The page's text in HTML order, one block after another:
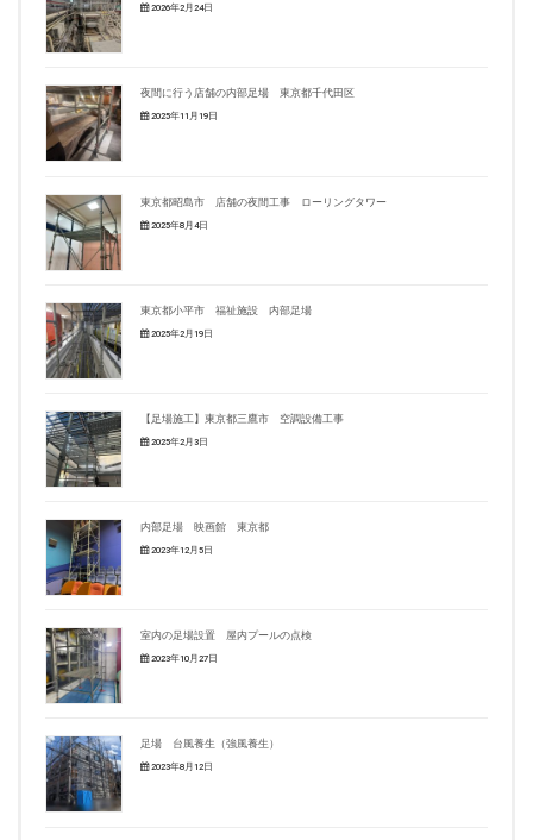
2026年2月24日
夜間に行う店舗の内部足場 東京都千代田区
2025年11月19日
東京都昭島市 店舗の夜間工事 ローリングタワー
2025年8月4日
東京都小平市 福祉施設 内部足場
2025年2月19日
【足場施工】東京都三鷹市 空調設備工事
2025年2月3日
内部足場 映画館 東京都
2023年12月5日
室内の足場設置 屋内プールの点検
2023年10月27日
足場 台風養生（強風養生）
2023年8月12日